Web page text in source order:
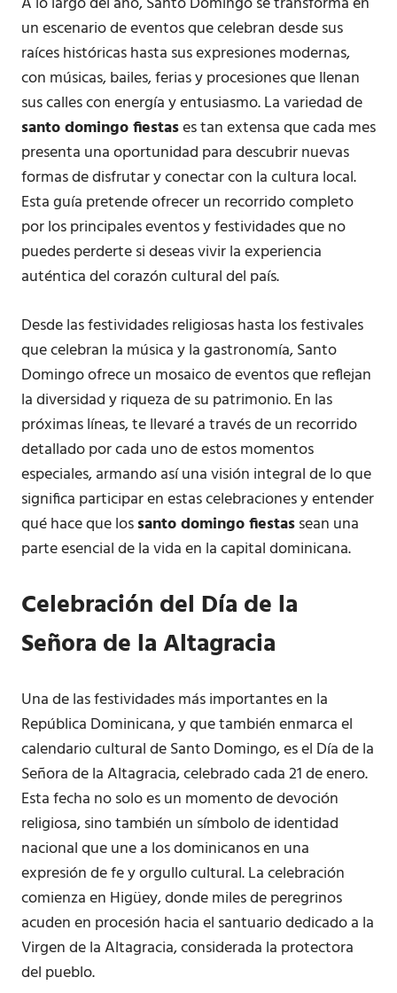
un escenario de eventos que celebran desde sus
raíces históricas hasta sus expresiones modernas,
con músicas, bailes, ferias y procesiones que llenan
sus calles con energía y entusiasmo. La variedad de
santo domingo fiestases tan extensa que cada mes
presenta una oportunidad para descubrir nuevas
formas de disfrutar y conectar con la cultura local.
Esta guía pretende ofrecer un recorrido completo
por los principales eventos y festividades que no
puedes perderte si deseas vivir la experiencia
auténtica del corazón cultural del país.
Desde las festividades religiosas hasta los festivales
que celebran la música y la gastronomía, Santo
Domingo ofrece un mosaico de eventos que reflejan
la diversidad y riqueza de su patrimonio. En las
próximas líneas, te llevaré a través de un recorrido
detallado por cada uno de estos momentos
especiales, armando así una visión integral de lo que
significa participar en estas celebraciones y entender
qué hace que lossanto domingo fiestassean una
parte esencial de la vida en la capital dominicana.
Celebración del Día de la
Señora de la Altagracia
Una de las festividades más importantes en la
República Dominicana, y que también enmarca el
calendario cultural de Santo Domingo, es el Día de la
Señora de la Altagracia, celebrado cada 21 de enero.
Esta fecha no solo es un momento de devoción
religiosa, sino también un símbolo de identidad
nacional que une a los dominicanos en una
expresión de fe y orgullo cultural. La celebración
comienza en Higüey, donde miles de peregrinos
acuden en procesión hacia el santuario dedicado a la
Virgen de la Altagracia, considerada la protectora
del pueblo.